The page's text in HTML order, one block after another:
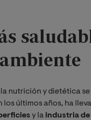
nutrición y dietética
los últimos años, ha
y la industria de